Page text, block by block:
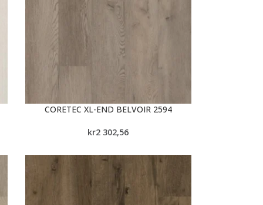
CORETEC XL-END BELVOIR 2594
kr2 302,56